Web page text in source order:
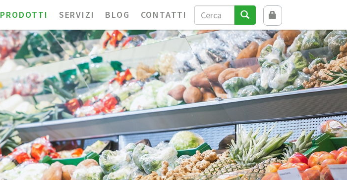
PRODOTTI SERVIZI BLOG CONTATTI